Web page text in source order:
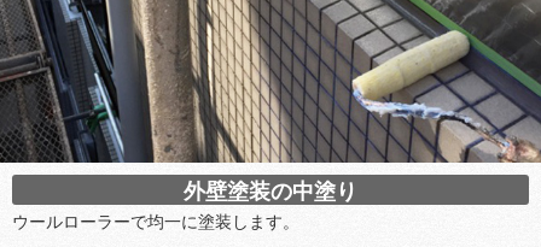
外壁塗装の中塗り
ウールローラーで均一に塗装します。